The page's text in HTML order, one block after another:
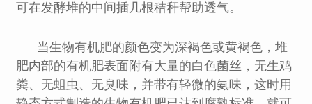
可在发酵堆的中间插几根秸秆帮助透气。
当生物有机肥的颜色变为深褐色或黄褐色，堆
肥内部的有机肥表面附有大量的白色菌丝，无生鸡
粪、无蛆虫、无臭味，并带有轻微的氨味，这时用